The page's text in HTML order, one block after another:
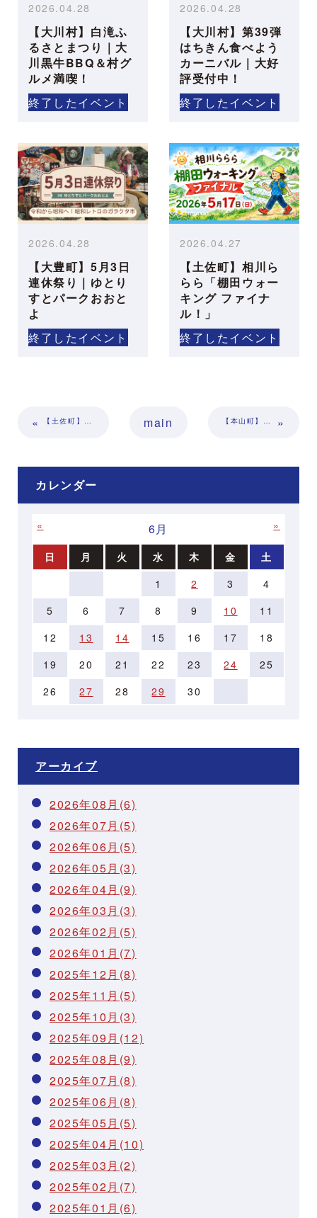
【大川村】白滝ふ
るさとまつり｜大
川黒牛BBQ＆村グ
ルメ満喫！
2026.04.28
終了したイベント
【大川村】第39弾
はちきん食べよう
カーニバル｜大好
評受付中！
2026.04.28
終了したイベント
【大豊町】5月3日
連休祭り｜ゆとり
すとパークおおと
よ
2026.04.28
終了したイベント
【土佐町】相川ら
らら「棚田ウォー
キング ファイナ
ル！」
2026.04.27
終了したイベント
« main »
カレンダー
« 6月 »
日 月 火 水 木 金
土
1
2 3
4
5
6 7 8 9 10
11
12
13 14 15 16 17
18
19
20 21 22 23 24
25
26
27 28 29 30
アーカイブ
2026年08月(6)
2026年07月(5)
2026年06月(5)
2026年05月(3)
2026年04月(9)
2026年03月(3)
2026年02月(5)
2026年01月(7)
2025年12月(8)
2025年11月(5)
2025年10月(3)
2025年09月(12)
2025年08月(9)
2025年07月(8)
2025年06月(8)
2025年05月(5)
2025年04月(10)
2025年03月(2)
2025年02月(7)
2025年01月(6)